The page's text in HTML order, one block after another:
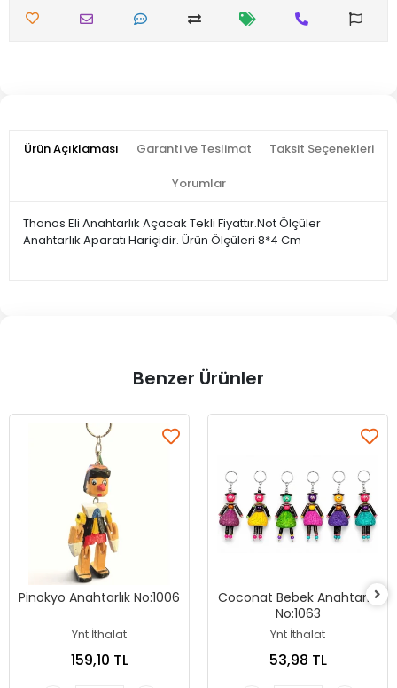
Ürün Açıklaması Garanti ve Teslimat Taksit Seçenekleri
Yorumlar
Thanos Eli Anahtarlık Açacak Tekli Fiyattır.Not Ölçüler
Anahtarlık Aparatı Hariçidir. Ürün Ölçüleri 8*4 Cm
Benzer Ürünler
Pinokyo Anahtarlık No:1006
Ynt İthalat
159,10 TL
Coconat Bebek Anahtarlık
No:1063
Ynt İthalat
53,98 TL